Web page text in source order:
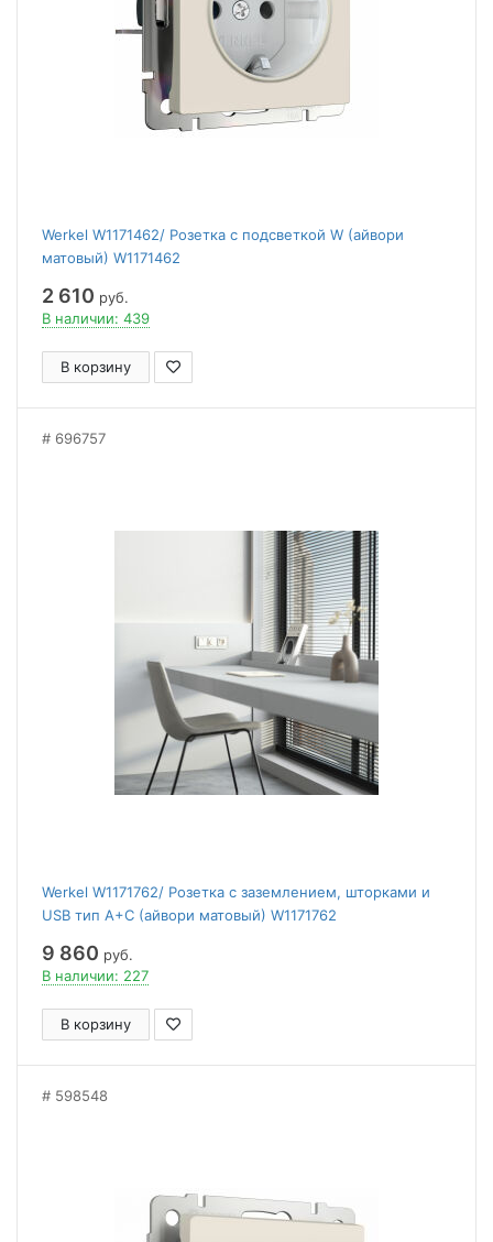
Werkel W1171462/ Розетка с подсветкой W (айвори
матовый) W1171462
2 610 руб.
В наличии: 439
В корзину
696757
Werkel W1171762/ Розетка с заземлением, шторками и
USB тип A+C (айвори матовый) W1171762
9 860 руб.
В наличии: 227
В корзину
598548